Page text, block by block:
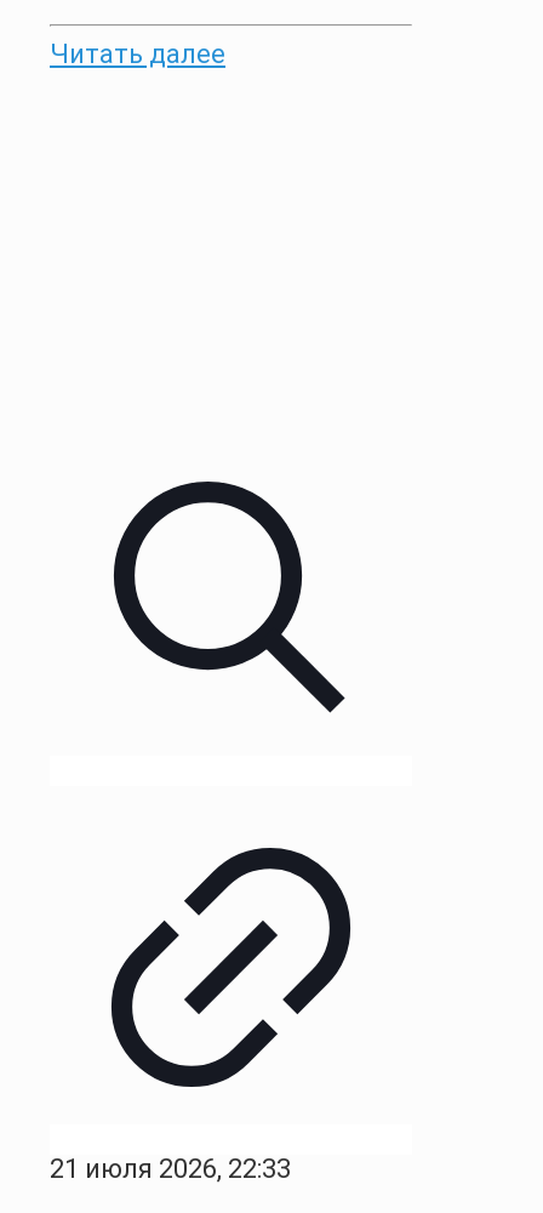
Читать далее
21 июля 2026, 22:33